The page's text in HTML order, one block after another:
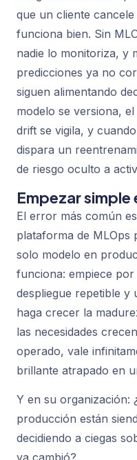
que un cliente
funciona bien. Sin
nadie lo monitoriza, y
predicciones ya no
siguen alimentando
modelo se versiona,
drift se vigila, y
dispara un
de riesgo oculto a
Empezar simple
El error más común
plataforma de MLOps
solo modelo en
funciona: empiece
despliegue repetible y
haga crecer la
las necesidades
operado, vale
brillante atrapado en
Y en su organización:
producción están
decidiendo a ciegas
ya cambió?